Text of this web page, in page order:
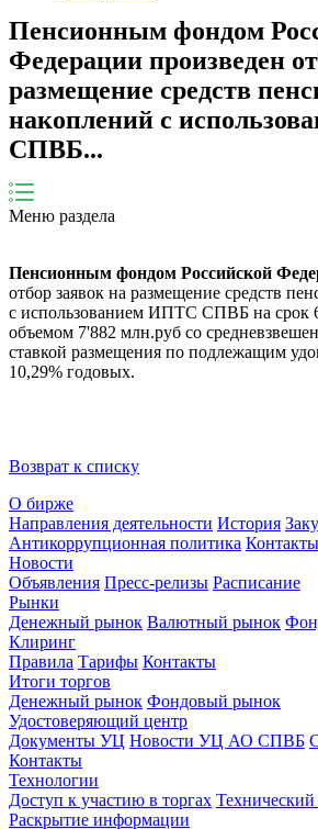
Пенсионным фондом
Федерации произведен
размещение средств
накоплений с
СПВБ...
Меню раздела
Пенсионным фондом Российской
отбор заявок на размещение средств
с использованием ИПТС СПВБ на срок
объемом 7'882 млн.руб cо
ставкой размещения по подлежащим
10,29% годовых.
Возврат к списку
О бирже
Направления деятельности История
Антикоррупционная политика
Новости
Объявления Пресс-релизы Расписание
Рынки
Денежный рынок Валютный рынок
Клиринг
Правила Тарифы Контакты
Итоги торгов
Денежный рынок Фондовый рынок
Удостоверяющий центр
Документы УЦ Новости УЦ АО СПВБ
Контакты
Технологии
Доступ к участию в торгах Технический
Раскрытие информации